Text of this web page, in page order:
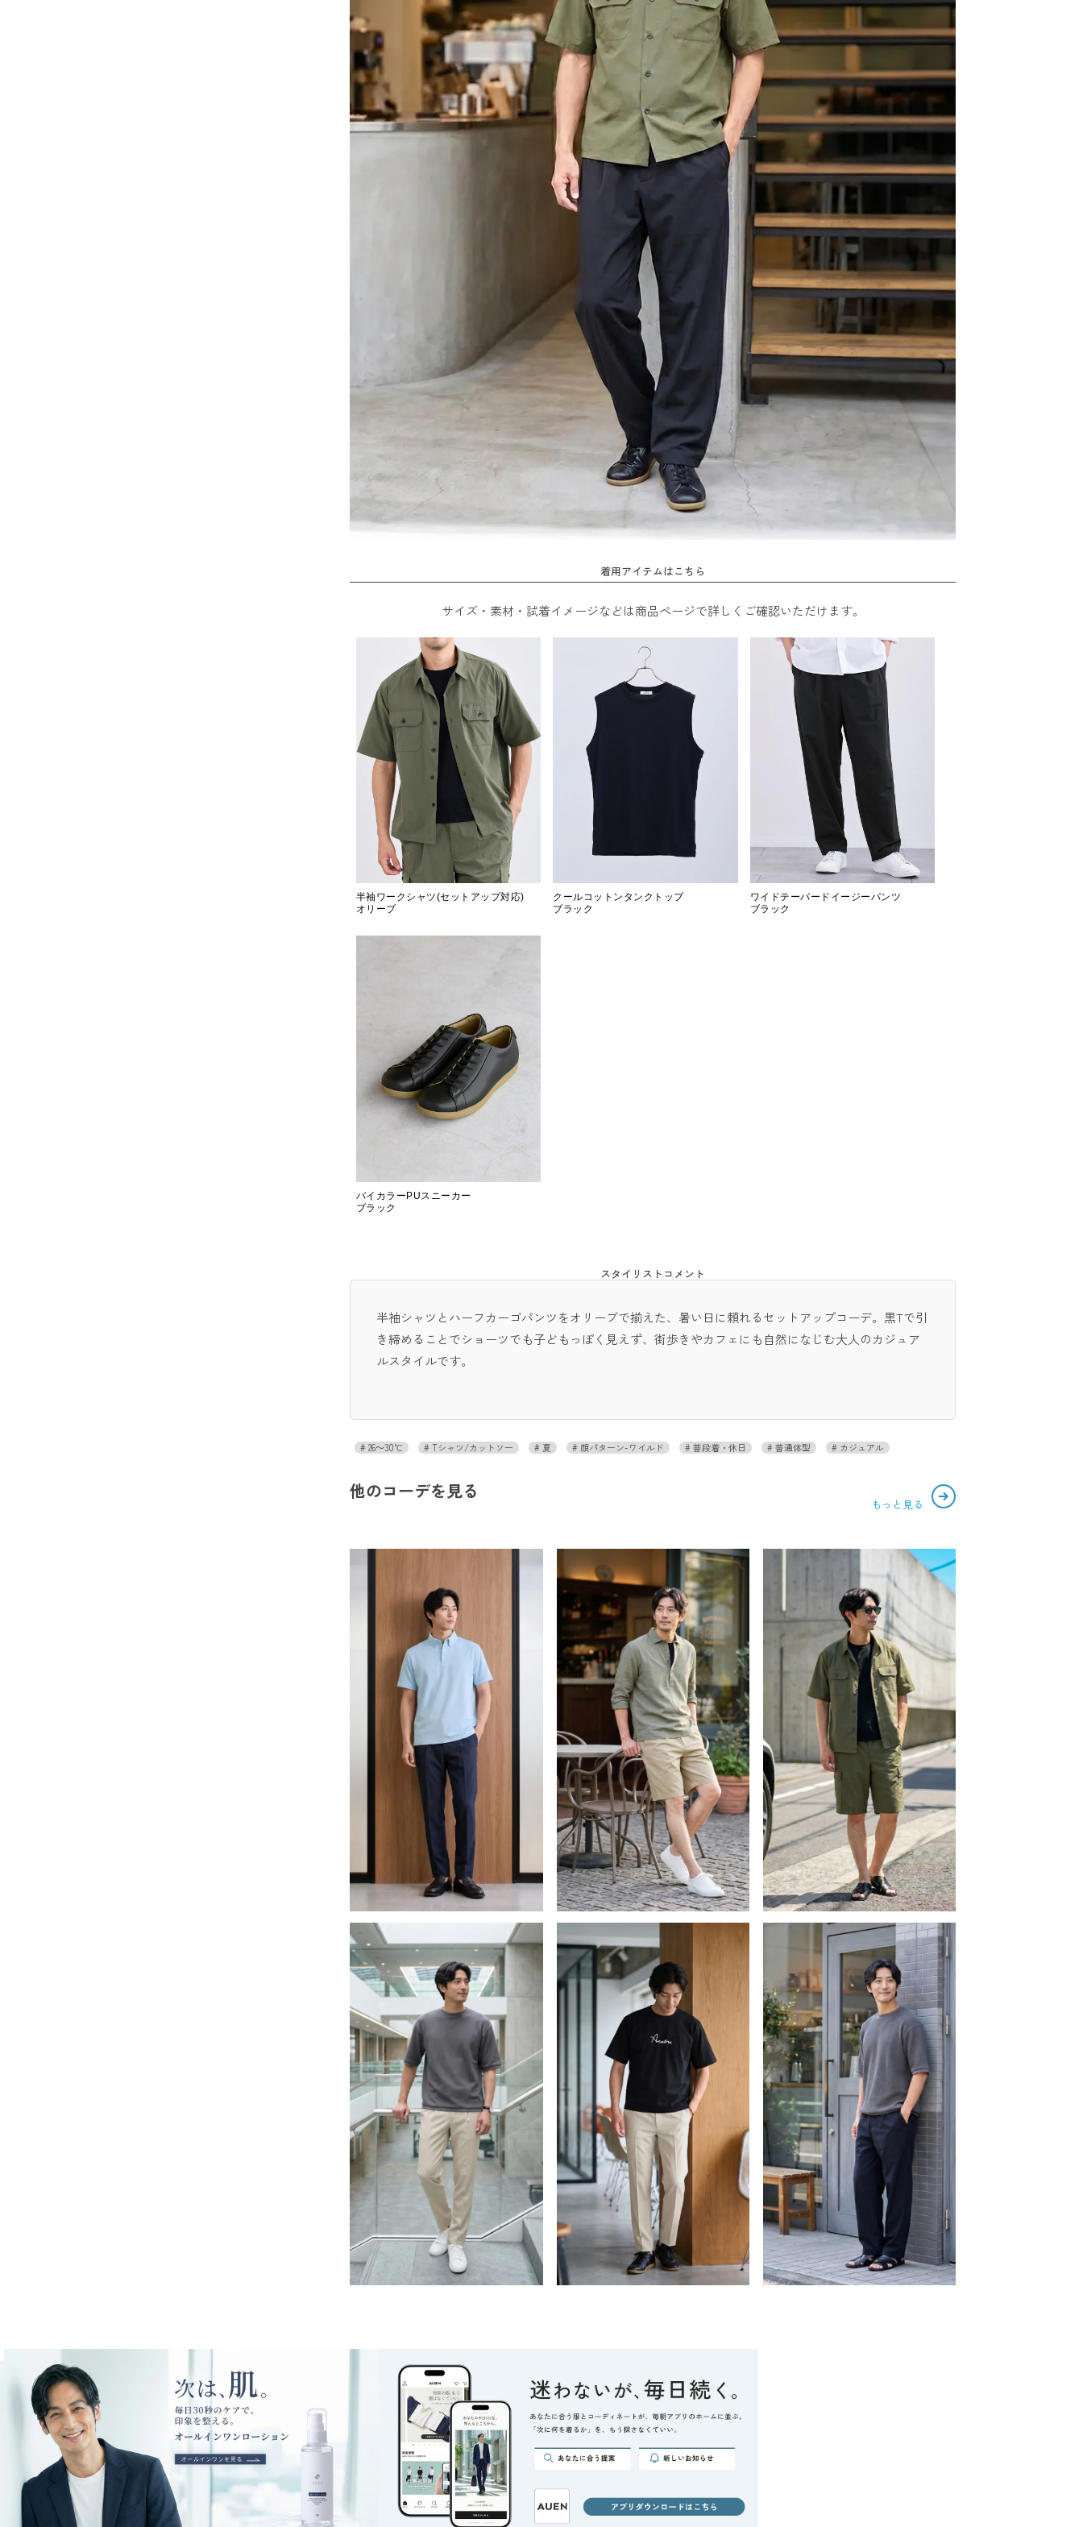
着用アイテムはこちら
サイズ・素材・試着イメージなどは商品ページで詳しくご確認いただけます。
半袖ワークシャツ(セットアップ対応)
オリーブ
クールコットンタンクトップ
ブラック
ワイドテーパードイージーパンツ
ブラック
バイカラーPUスニーカー
ブラック
スタイリストコメント
半袖シャツとハーフカーゴパンツをオリーブで揃えた、暑い日に頼れるセットアップコーデ。黒Tで引
き締めることでショーツでも子どもっぽく見えず、街歩きやカフェにも自然になじむ大人のカジュア
ルスタイルです。
26～30℃ Tシャツ/カットソー 夏 顔パターン-ワイルド 普段着・休日 普通体型 カジュアル
他のコーデを見る
もっと見る